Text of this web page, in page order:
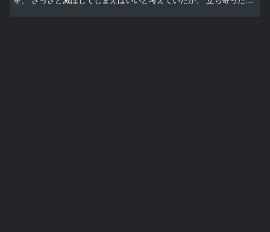
リザ―― 果たして『カワイイ』は地球を救うのか!?